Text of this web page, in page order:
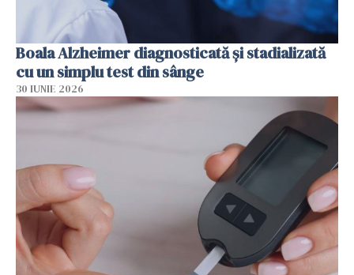
Boala Alzheimer diagnosticată și stadializată
cu un simplu test din sânge
30 IUNIE 2026